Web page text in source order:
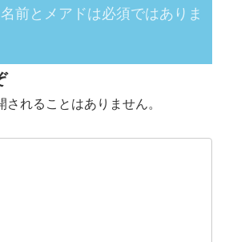
名前とメアドは必須ではありま
れることはありません。